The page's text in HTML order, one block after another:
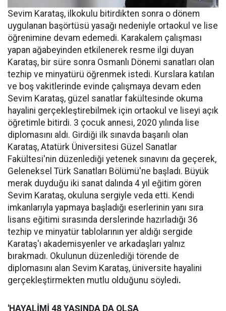
Sevim Karataş, ilkokulu bitirdikten sonra o dönem
uygulanan başörtüsü yasağı nedeniyle ortaokul ve lise
öğrenimine devam edemedi. Karakalem çalışması
yapan ağabeyinden etkilenerek resme ilgi duyan
Karataş, bir süre sonra Osmanlı Dönemi sanatları olan
tezhip ve minyatürü öğrenmek istedi. Kurslara katılan
ve boş vakitlerinde evinde çalışmaya devam eden
Sevim Karataş, güzel sanatlar fakültesinde okuma
hayalini gerçekleştirebilmek için ortaokul ve liseyi açık
öğretimle bitirdi. 3 çocuk annesi, 2020 yılında lise
diplomasını aldı. Girdiği ilk sınavda başarılı olan
Karataş, Atatürk Üniversitesi Güzel Sanatlar
Fakültesi'nin düzenlediği yetenek sınavını da geçerek,
Geleneksel Türk Sanatları Bölümü'ne başladı. Büyük
merak duyduğu iki sanat dalında 4 yıl eğitim gören
Sevim Karataş, okuluna sergiyle veda etti. Kendi
imkanlarıyla yapmaya başladığı eserlerinin yanı sıra
lisans eğitimi sırasında derslerinde hazırladığı 36
tezhip ve minyatür tablolarının yer aldığı sergide
Karataş'ı akademisyenler ve arkadaşları yalnız
bırakmadı. Okulunun düzenlediği törende de
diplomasını alan Sevim Karataş, üniversite hayalini
gerçekleştirmekten mutlu olduğunu söyledi.
'HAYALİMİ 48 YAŞINDA DA OLSA